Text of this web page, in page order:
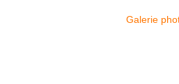
Galerie